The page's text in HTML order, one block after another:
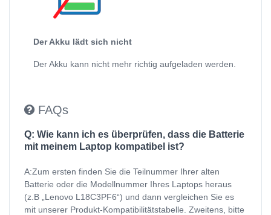
Der Akku lädt sich nicht
Der Akku kann nicht mehr richtig aufgeladen werden.
FAQs
Q: Wie kann ich es überprüfen, dass die Batterie
mit meinem Laptop kompatibel ist?
A:Zum ersten finden Sie die Teilnummer Ihrer alten
Batterie oder die Modellnummer Ihres Laptops heraus
(z.B „Lenovo L18C3PF6“) und dann vergleichen Sie es
mit unserer Produkt-Kompatibilitätstabelle. Zweitens, bitte